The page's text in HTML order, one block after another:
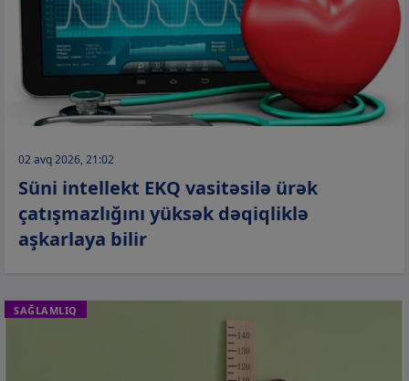
02 avq 2026, 21:02
Süni intellekt EKQ vasitəsilə ürək
çatışmazlığını yüksək dəqiqliklə
aşkarlaya bilir
SAĞLAMLIQ